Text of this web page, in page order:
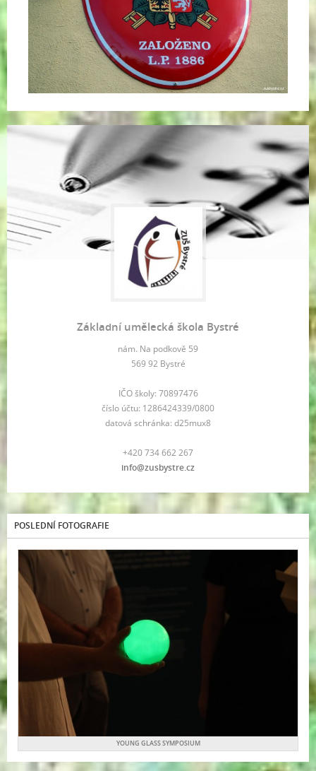
Základní umělecká škola Bystré
nám. Na podkově 59
569 92 Bystré
IČO školy: 70897476
číslo účtu: 1286424339/0800
datová schránka: d25mux8
+420 734 662 267
info@zusbystre.cz
POSLEDNÍ FOTOGRAFIE
YOUNG GLASS SYMPOSIUM